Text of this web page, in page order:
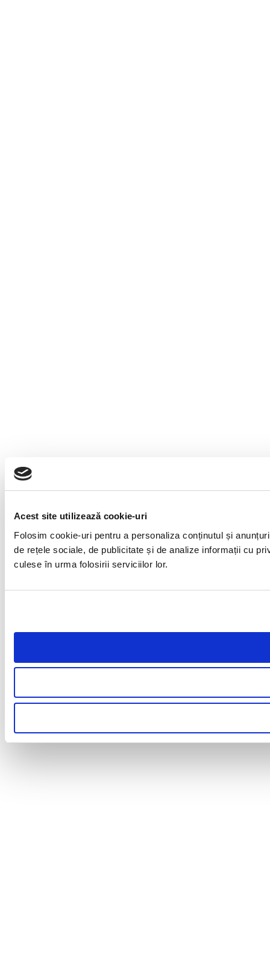
Acest site utilizează cookie-uri
Folosim cookie-uri pentru a personaliza conținutul și
de rețele sociale, de publicitate și de analize informații cu
culese în urma folosirii serviciilor lor.